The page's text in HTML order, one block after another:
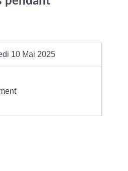
10 Mai 2025